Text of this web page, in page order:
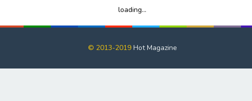
loading...
© 2013-2019 Hot Magazine